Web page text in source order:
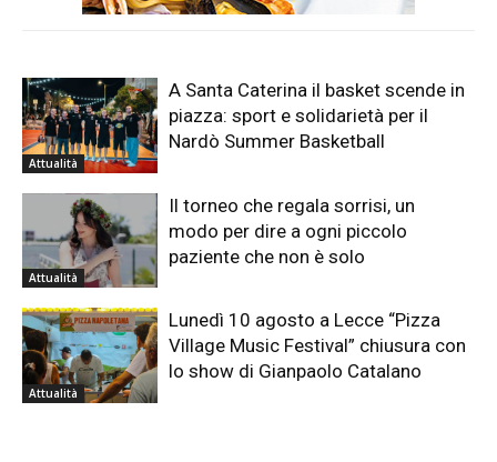
Attualità
A Santa Caterina il basket scende in
piazza: sport e solidarietà per il
Nardò Summer Basketball
Attualità
Il torneo che regala sorrisi, un
modo per dire a ogni piccolo
paziente che non è solo
Attualità
Lunedì 10 agosto a Lecce “Pizza
Village Music Festival” chiusura con
lo show di Gianpaolo Catalano